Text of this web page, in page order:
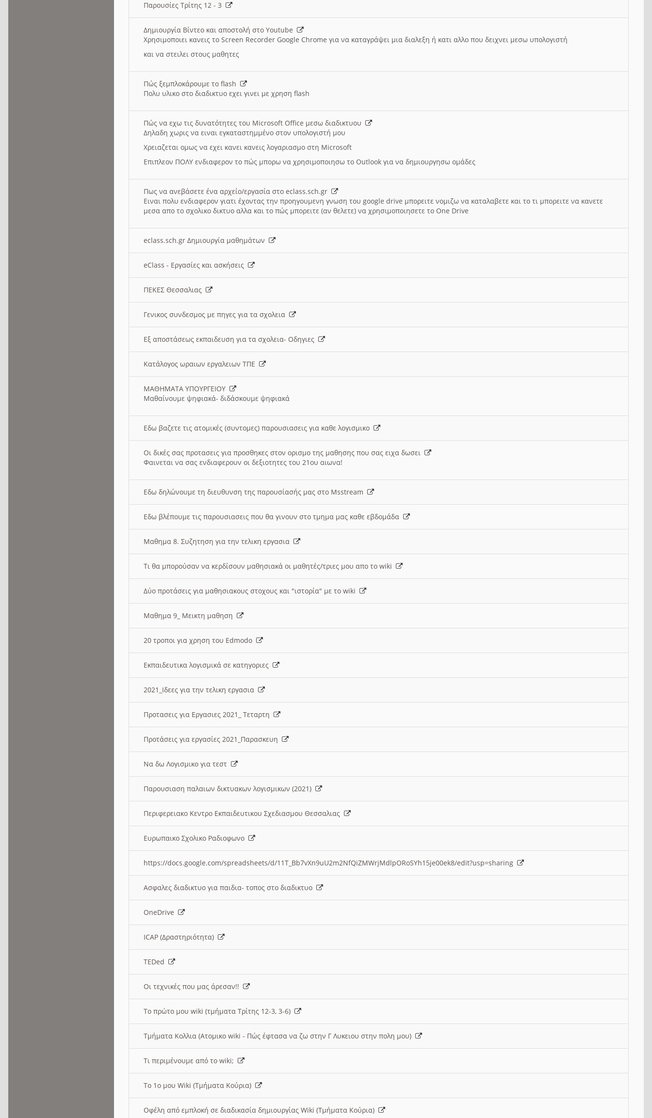
Παρουσίες Τρίτης 12 - 3
Δημιουργία Βίντεο και αποστολή στο Youtube
Χρησιμοποιει κανεις το Screen Recorder Google Chrome για να καταγράψει μια διαλεξη ή κατι αλλο που δειχνει μεσω υπολογιστή
και να στειλει στους μαθητες
Πώς ξεμπλοκάρουμε το flash
Πολυ υλικο στο διαδικτυο εχει γινει με χρηση flash
Πώς να εχω τις δυνατότητες του Microsoft Office μεσω διαδικτυου
Δηλαδη χωρις να ειναι εγκαταστημμένο στον υπολογιστή μου
Χρειαζεται ομως να εχει κανει κανεις λογαριασμο στη Microsoft
Επιπλεον ΠΟΛΥ ενδιαφερον το πώς μπορω να χρησιμοποιησω το Outlook για να δημιουργησω ομάδες
Πως να ανεβάσετε ένα αρχείο/εργασία στο eclass.sch.gr
Ειναι πολυ ενδιαφερον γιατι έχοντας την προηγουμενη γνωση του google drive μπορειτε νομιζω να καταλαβετε και το τι μπορειτε να κανετε
μεσα απο το σχολικο δικτυο αλλα και το πώς μπορειτε (αν θελετε) να χρησιμοποιησετε το One Drive
eclass.sch.gr Δημιουργία μαθημάτων
eClass - Εργασίες και ασκήσεις
ΠΕΚΕΣ Θεσσαλιας
Γενικος συνδεσμος με πηγες για τα σχολεια
Εξ αποστάσεως εκπαιδευση για τα σχολεια- Οδηγιες
Κατάλογος ωραιων εργαλειων ΤΠΕ
ΜΑΘΗΜΑΤΑ ΥΠΟΥΡΓΕΙΟΥ
Μαθαίνουμε ψηφιακά- διδάσκουμε ψηφιακά
Εδω βαζετε τις ατομικές (συντομες) παρουσιασεις για καθε λογισμικο
Οι δικές σας προτασεις για προσθηκες στον ορισμο της μαθησης που σας ειχα δωσει
Φαινεται να σας ενδιαφερουν οι δεξιοτητες του 21ου αιωνα!
Εδω δηλώνουμε τη διευθυνση της παρουσίασής μας στο Msstream
Εδω βλέπουμε τις παρουσιασεις που θα γινουν στο τμημα μας καθε εβδομάδα
Μαθημα 8. Συζητηση για την τελικη εργασια
Τι θα μπορούσαν να κερδίσουν μαθησιακά οι μαθητές/τριες μου απο το wiki
Δύο προτάσεις για μαθησιακους στοχους και "ιστορία" με το wiki
Μαθημα 9_ Μεικτη μαθηση
20 τροποι για χρηση του Edmodo
Εκπαιδευτικα λογισμικά σε κατηγοριες
2021_Ιδεες για την τελικη εργασια
Προτασεις για Εργασιες 2021_ Τεταρτη
Προτάσεις για εργασίες 2021_Παρασκευη
Να δω Λογισμικο για τεστ
Παρουσιαση παλαιων δικτυακων λογισμικων (2021)
Περιφερειακο Κεντρο Εκπαιδευτικου Σχεδιασμου Θεσσαλιας
Ευρωπαικο Σχολικο Ραδιοφωνο
https://docs.google.com/spreadsheets/d/11T_Bb7vXn9uU2m2NfQiZMWrjMdlpORoSYh15je00ek8/edit?usp=sharing
Ασφαλες διαδικτυο για παιδια- τοπος στο διαδικτυο
OneDrive
ICAP (Δραστηριότητα)
TEDed
Οι τεχνικές που μας άρεσαν!!
Το πρώτο μου wiki (τμήματα Τρίτης 12-3, 3-6)
Τμήματα Κολλια (Ατομικο wiki - Πώς έφτασα να ζω στην Γ Λυκειου στην πολη μου)
Τι περιμένουμε από το wiki;
Το 1ο μου Wiki (Τμήματα Κούρια)
Οφέλη από εμπλοκή σε διαδικασία δημιουργίας Wiki (Τμήματα Κούρια)